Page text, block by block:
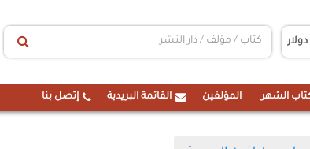
الشهر المؤلفين القائمة البريدية إتصل بنا